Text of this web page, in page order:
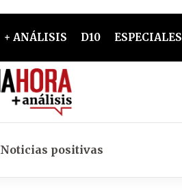
+ ANÁLISIS D10 ESPECIALES
Noticias positivas